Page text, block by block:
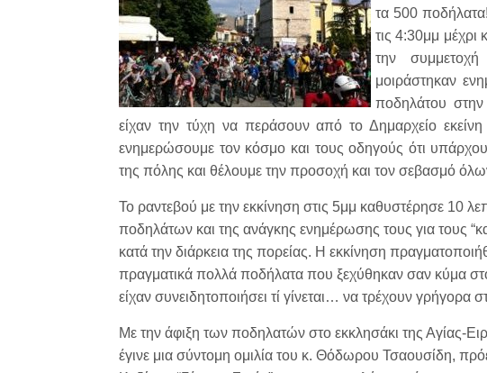
τα 500
τις 4:30μμ μέχρι
την
μοιράστηκαν
ποδηλάτου
είχαν την τύχη να περάσουν από το Δημαρχείο
ενημερώσουμε τον κόσμο και τους οδηγούς ότι
της πόλης και θέλουμε την προσοχή και τον σεβασμό
Το ραντεβού με την εκκίνηση στις 5μμ καθυστέρησε 10
ποδηλάτων και της ανάγκης ενημέρωσης τους για τους
κατά την διάρκεια της πορείας. Η εκκίνηση
πραγματικά πολλά ποδήλατα που ξεχύθηκαν σαν κύμα
είχαν συνειδητοποιήσει τί γίνεται… να τρέχουν γρήγορα
Με την άφιξη των ποδηλατών στο εκκλησάκι της Αγίας-
έγινε μια σύντομη ομιλία του κ. Θόδωρου Τσαουσίδη,